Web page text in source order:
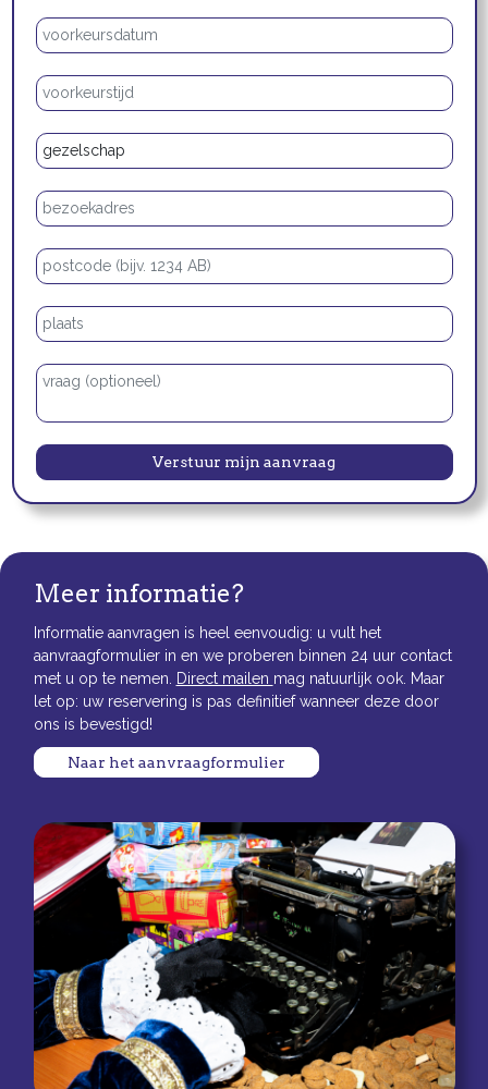
Voorkeursdatum
Voorkeurstijd
Type gezelschap
Bezoekadres
Postcode
Plaats
Vraag of opmerking
Verstuur mijn aanvraag
Meer informatie?
Informatie aanvragen is heel eenvoudig: u vult het
aanvraagformulier in en we proberen binnen 24 uur contact
met u op te nemen.
Direct mailen mag natuurlijk ook. Maar
let op: uw reservering is pas definitief wanneer deze door
ons is bevestigd!
Naar het aanvraagformulier